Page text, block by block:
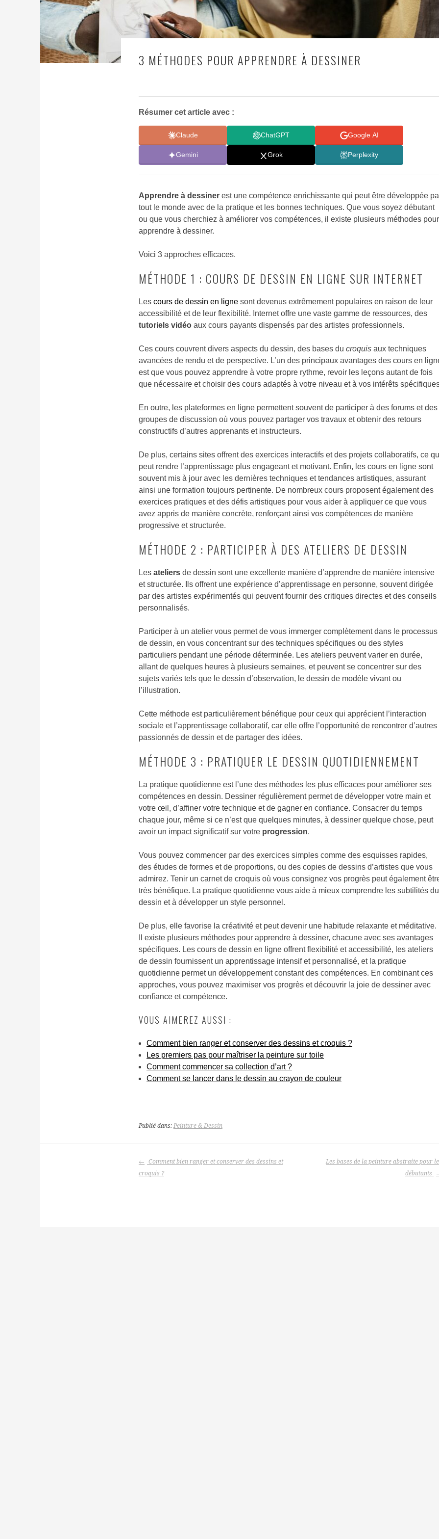
3 MÉTHODES POUR APPRENDRE À DESSINER
Résumer cet article avec :
Claude ChatGPT Google AI
Gemini Grok Perplexity
Apprendre à dessiner est une compétence enrichissante qui peut être développée
tout le monde avec de la pratique et les bonnes techniques. Que vous soyez débutant
ou que vous cherchiez à améliorer vos compétences, il existe plusieurs méthodes pour
apprendre à dessiner.
Voici 3 approches efficaces.
MÉTHODE 1 : COURS DE DESSIN EN LIGNE SUR INTERNET
Les cours de dessin en ligne sont devenus extrêmement populaires en raison de leur
accessibilité et de leur flexibilité. Internet offre une vaste gamme de ressources, des
tutoriels vidéo aux cours payants dispensés par des artistes professionnels.
Ces cours couvrent divers aspects du dessin, des bases du croquis aux techniques
avancées de rendu et de perspective. L’un des principaux avantages des cours en
est que vous pouvez apprendre à votre propre rythme, revoir les leçons autant de fois
que nécessaire et choisir des cours adaptés à votre niveau et à vos intérêts
En outre, les plateformes en ligne permettent souvent de participer à des forums et des
groupes de discussion où vous pouvez partager vos travaux et obtenir des retours
constructifs d’autres apprenants et instructeurs.
De plus, certains sites offrent des exercices interactifs et des projets collaboratifs, ce
peut rendre l’apprentissage plus engageant et motivant. Enfin, les cours en ligne sont
souvent mis à jour avec les dernières techniques et tendances artistiques, assurant
ainsi une formation toujours pertinente. De nombreux cours proposent également des
exercices pratiques et des défis artistiques pour vous aider à appliquer ce que vous
avez appris de manière concrète, renforçant ainsi vos compétences de manière
progressive et structurée.
MÉTHODE 2 : PARTICIPER À DES ATELIERS DE DESSIN
Les ateliers de dessin sont une excellente manière d’apprendre de manière intensive
et structurée. Ils offrent une expérience d’apprentissage en personne, souvent dirigée
par des artistes expérimentés qui peuvent fournir des critiques directes et des conseils
personnalisés.
Participer à un atelier vous permet de vous immerger complètement dans le processus
de dessin, en vous concentrant sur des techniques spécifiques ou des styles
particuliers pendant une période déterminée. Les ateliers peuvent varier en durée,
allant de quelques heures à plusieurs semaines, et peuvent se concentrer sur des
sujets variés tels que le dessin d’observation, le dessin de modèle vivant ou
l’illustration.
Cette méthode est particulièrement bénéfique pour ceux qui apprécient l’interaction
sociale et l’apprentissage collaboratif, car elle offre l’opportunité de rencontrer d’autres
passionnés de dessin et de partager des idées.
MÉTHODE 3 : PRATIQUER LE DESSIN QUOTIDIENNEMENT
La pratique quotidienne est l’une des méthodes les plus efficaces pour améliorer ses
compétences en dessin. Dessiner régulièrement permet de développer votre main et
votre œil, d’affiner votre technique et de gagner en confiance. Consacrer du temps
chaque jour, même si ce n’est que quelques minutes, à dessiner quelque chose, peut
avoir un impact significatif sur votre progression.
Vous pouvez commencer par des exercices simples comme des esquisses rapides,
des études de formes et de proportions, ou des copies de dessins d’artistes que vous
admirez. Tenir un carnet de croquis où vous consignez vos progrès peut également
très bénéfique. La pratique quotidienne vous aide à mieux comprendre les subtilités du
dessin et à développer un style personnel.
De plus, elle favorise la créativité et peut devenir une habitude relaxante et méditative.
Il existe plusieurs méthodes pour apprendre à dessiner, chacune avec ses avantages
spécifiques. Les cours de dessin en ligne offrent flexibilité et accessibilité, les ateliers
de dessin fournissent un apprentissage intensif et personnalisé, et la pratique
quotidienne permet un développement constant des compétences. En combinant ces
approches, vous pouvez maximiser vos progrès et découvrir la joie de dessiner avec
confiance et compétence.
VOUS AIMEREZ AUSSI :
Comment bien ranger et conserver des dessins et croquis ?
Les premiers pas pour maîtriser la peinture sur toile
Comment commencer sa collection d’art ?
Comment se lancer dans le dessin au crayon de couleur
Publié dans: Peinture & Dessin
NAVIGATION
DES
Comment bien ranger et conserver des dessins et
croquis ?
Les bases de la peinture abstraite pour
débutants